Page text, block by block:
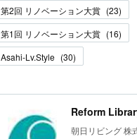
第2回 リノベーション大賞 (23)
第1回 リノベーション大賞 (16)
Asahi-Lv.Style (30)
Reform
朝日リビング 株